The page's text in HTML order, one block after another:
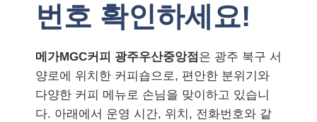
번호 확인하세요!
메가MGC커피 광주우산중앙점 은 광주 북구 서
양로에 위치한 커피숍으로, 편안한 분위기와
다양한 커피 메뉴로 손님을 맞이하고 있습니
다. 아래에서 운영 시간, 위치, 전화번호와 같